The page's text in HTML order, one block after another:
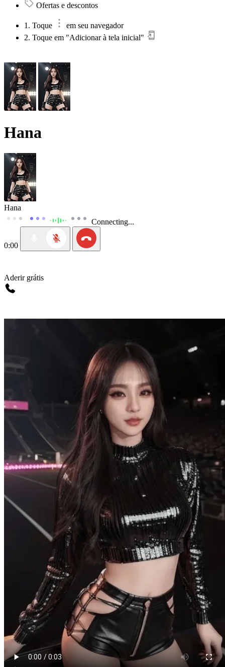
Ofertas e descontos
1. Toque
em seu navegador
2. Toque em "Adicionar à tela inicial"
Hana
Hana
Connecting...
0:00
Aderir grátis